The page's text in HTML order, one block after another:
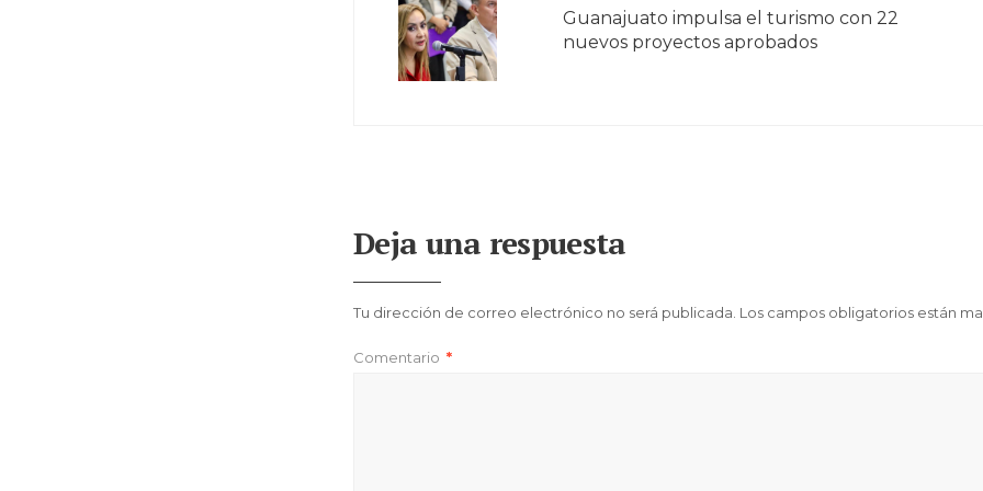
Guanajuato impulsa el turismo con 22
nuevos proyectos aprobados
Deja una respuesta
Tu dirección de correo electrónico no será publicada. Los campos obligatorios están
Comentario *